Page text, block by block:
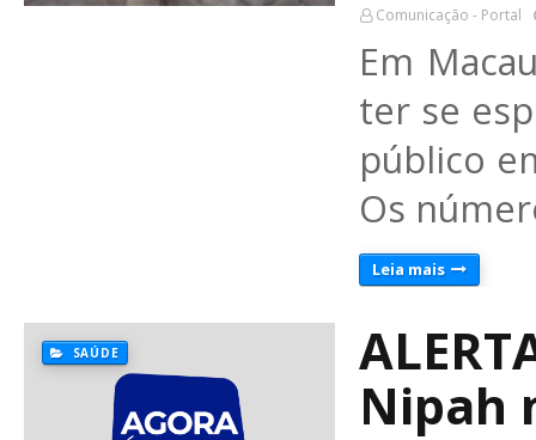
Comunicação - Portal
Em
ter se
público
Os
Leia mais
SAÚDE
Nipah